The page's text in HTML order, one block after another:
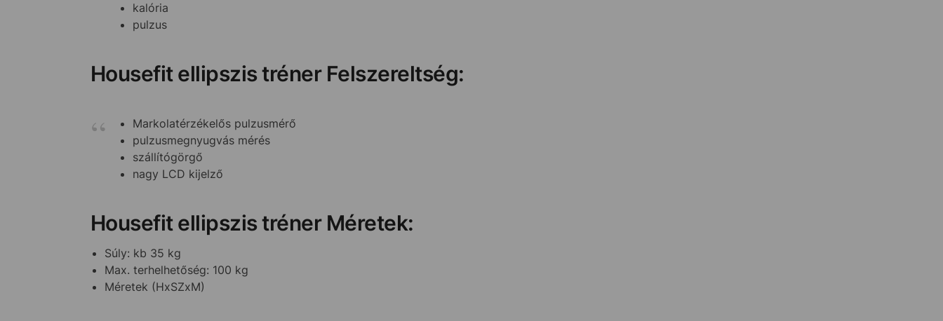
kalória
pulzus
Housefit ellipszis tréner Felszereltség:
Markolatérzékelős pulzusmérő
pulzusmegnyugvás mérés
szállítógörgő
nagy LCD kijelző
Housefit ellipszis tréner Méretek:
Súly: kb 35 kg
Max. terhelhetőség: 100 kg
Méretek (HxSZxM)